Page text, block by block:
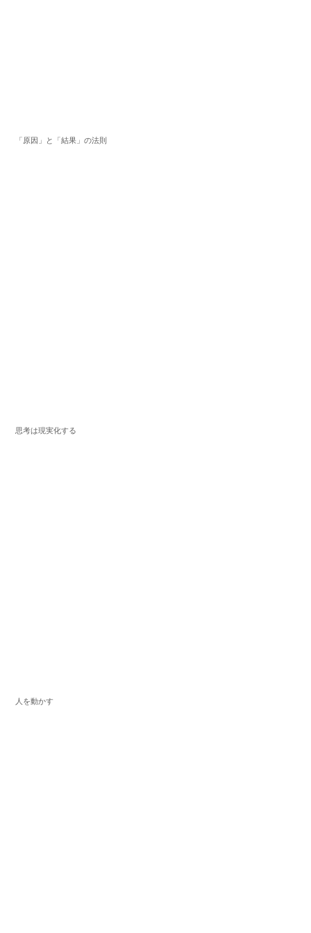
「原因」と「結果」の法則
思考は現実化する
人を動かす